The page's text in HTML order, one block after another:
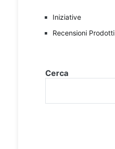
Iniziative
Recensioni Prodotti
Cerca